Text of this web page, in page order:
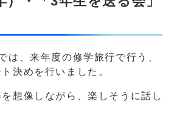
は、来年度の修学旅行で行う、
決めを行いました。
想像しながら、楽しそうに話し